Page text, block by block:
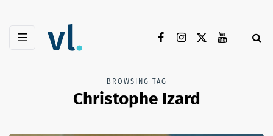
BROWSING TAG
Christophe Izard